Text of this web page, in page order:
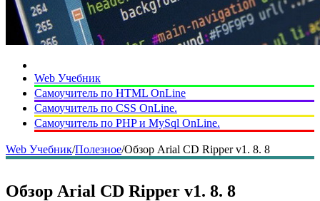
Web Учебник
Самоучитель по HTML OnLine
Самоучитель по CSS OnLine.
Самоучитель по PHP и MySql OnLine.
Web Учебник/Полезное/Обзор Arial CD Ripper v1. 8. 8
Обзор Arial CD Ripper v1. 8. 8